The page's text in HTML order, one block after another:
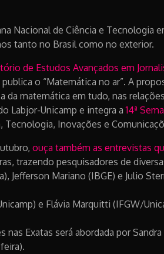
Nacional de Ciência e Tecnologia
tanto no Brasil como no exterior.
de Estudos Avançados em
publica o “Matemática no ar”. A
da matemática em tudo, nas
Labjor-Unicamp e integra a14ª
Tecnologia, Inovações e
ouça também as entrevistas
trazendo pesquisadores de
Jefferson Mariano (IBGE) e Julio
e Flávia Marquitti (IFGW/
nas Exatas será abordada por